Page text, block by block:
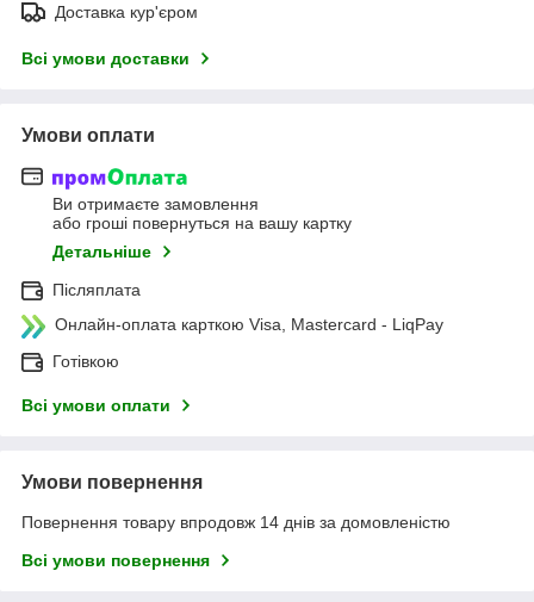
Доставка кур'єром
Всі умови доставки
Умови оплати
Ви отримаєте замовлення
або гроші повернуться на вашу картку
Детальніше
Післяплата
Онлайн-оплата карткою Visa, Mastercard - LiqPay
Готівкою
Всі умови оплати
Умови повернення
Повернення товару впродовж 14 днів за домовленістю
Всі умови повернення